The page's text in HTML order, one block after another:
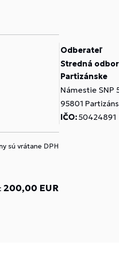
Odberateľ
Stredná
Partizánske
Námestie SNP
95801
IČO: 50424891
sú vrátane DPH
200,00 EUR